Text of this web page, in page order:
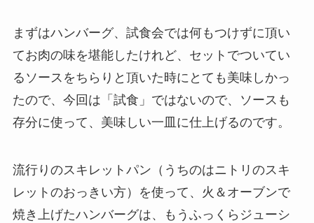
まずはハンバーグ、試食会では何もつけずに頂い
てお肉の味を堪能したけれど、セットでついてい
るソースをちらりと頂いた時にとても美味しかっ
たので、今回は「試食」ではないので、ソースも
存分に使って、美味しい一皿に仕上げるのです。
流行りのスキレットパン（うちのはニトリのスキ
レットのおっきい方）を使って、火＆オーブンで
焼き上げたハンバーグは、もうふっくらジューシ